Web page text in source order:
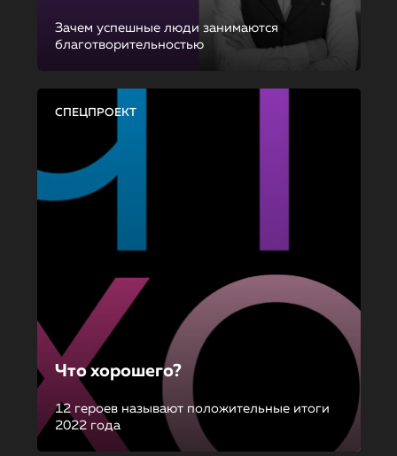
Зачем успешные люди занимаются
благотворительностью
СПЕЦПРОЕКТ
Что хорошего?
12 героев называют положительные итоги
2022 года